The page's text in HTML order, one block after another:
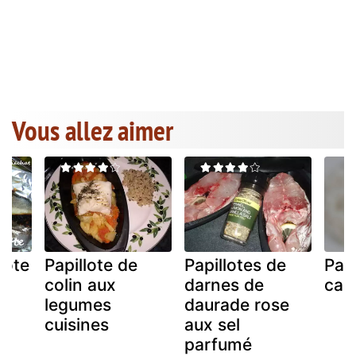
Vous allez aimer
Papillote de
colin aux
legumes
cuisines
Papillotes de
darnes de
daurade rose
aux sel
parfumé